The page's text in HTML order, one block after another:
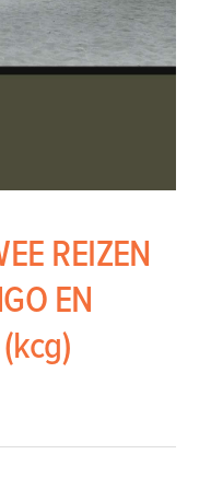
REIZEN
EN